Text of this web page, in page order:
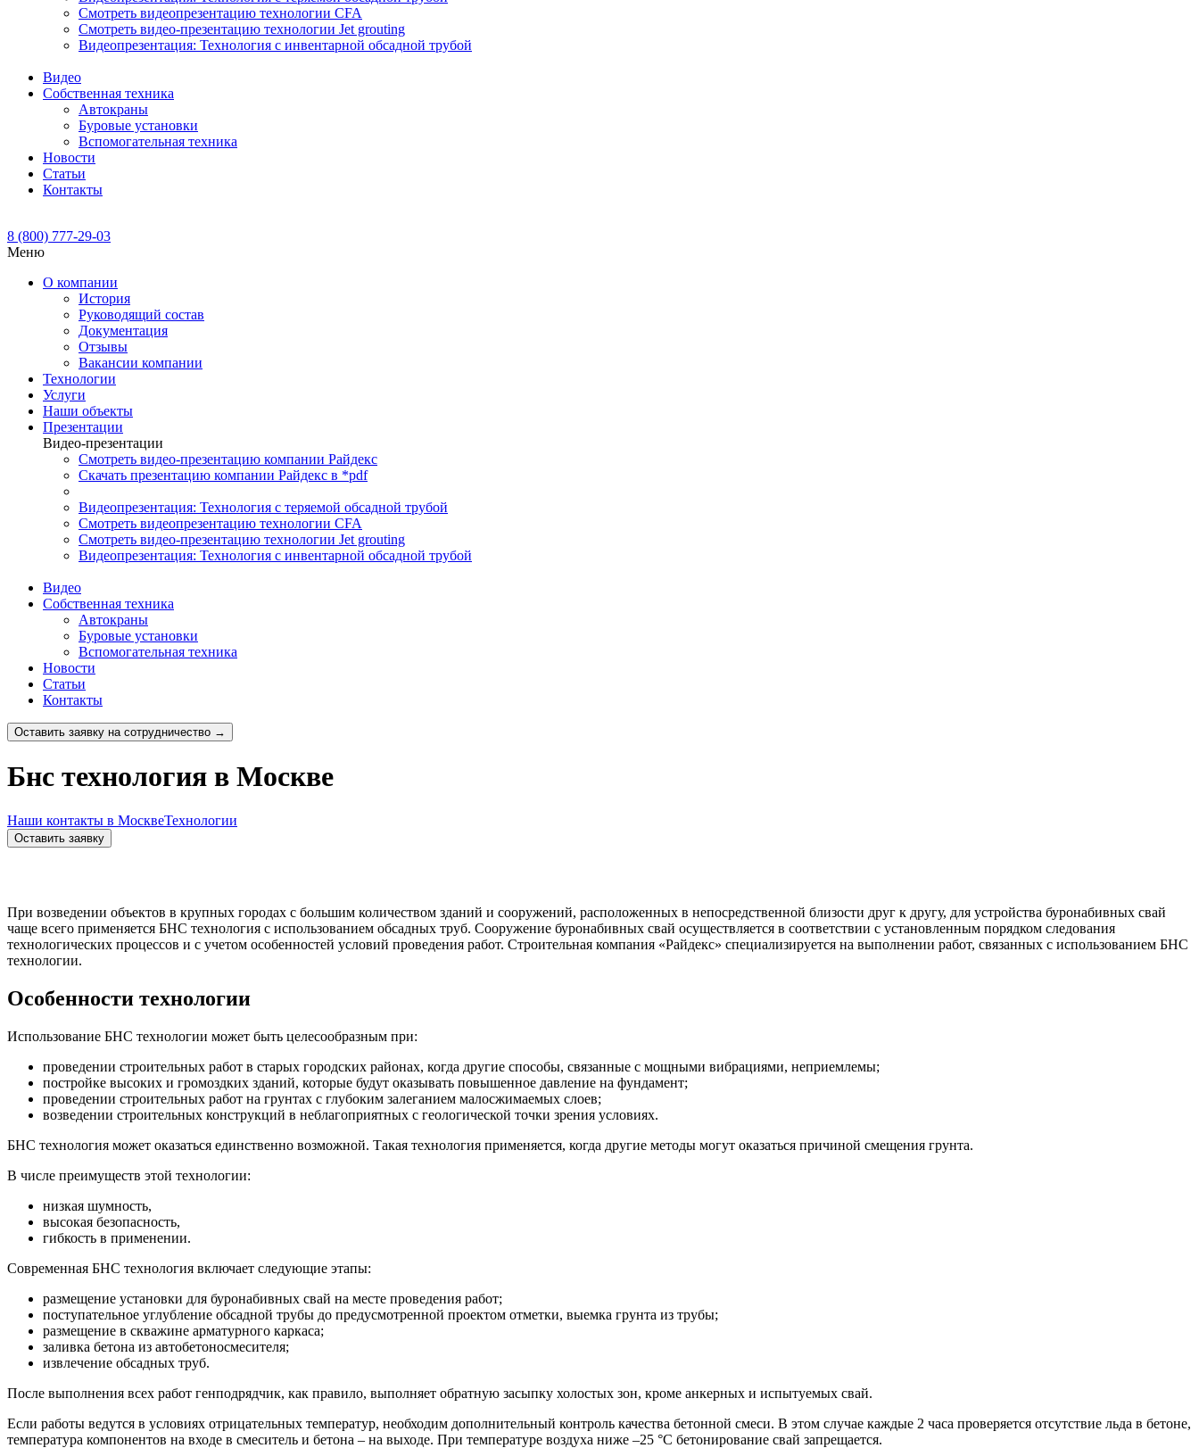
Смотреть видеопрезентацию технологии CFA
Смотреть видео-презентацию технологии Jet grouting
Видеопрезентация: Технология с инвентарной обсадной трубой
Видео
Собственная техника
Автокраны
Буровые установки
Вспомогательная техника
Новости
Статьи
Контакты
8 (800) 777-29-03
Меню
О компании
История
Руководящий состав
Документация
Отзывы
Вакансии компании
Технологии
Услуги
Наши объекты
Презентации
Видео-презентации
Смотреть видео-презентацию компании Райдекс
Скачать презентацию компании Райдекс в *pdf
Видеопрезентация: Технология с теряемой обсадной трубой
Смотреть видеопрезентацию технологии CFA
Смотреть видео-презентацию технологии Jet grouting
Видеопрезентация: Технология с инвентарной обсадной трубой
Видео
Собственная техника
Автокраны
Буровые установки
Вспомогательная техника
Новости
Статьи
Контакты
Оставить заявку на сотрудничество →
Бнс технология в Москве
Наши контакты в МосквеТехнологии
Оставить заявку
При возведении объектов в крупных городах с большим количеством зданий и сооружений, расположенных в непосредственной близости друг к другу, для устройства буронабивных свай
чаще всего применяется БНС технология с использованием обсадных труб. Сооружение буронабивных свай осуществляется в соответствии с установленным порядком следования
технологических процессов и с учетом особенностей условий проведения работ. Строительная компания «Райдекс» специализируется на выполнении работ, связанных с использованием БНС
технологии.
Особенности технологии
Использование БНС технологии может быть целесообразным при:
проведении строительных работ в старых городских районах, когда другие способы, связанные с мощными вибрациями, неприемлемы;
постройке высоких и громоздких зданий, которые будут оказывать повышенное давление на фундамент;
проведении строительных работ на грунтах с глубоким залеганием малосжимаемых слоев;
возведении строительных конструкций в неблагоприятных с геологической точки зрения условиях.
БНС технология может оказаться единственно возможной. Такая технология применяется, когда другие методы могут оказаться причиной смещения грунта.
В числе преимуществ этой технологии:
низкая шумность,
высокая безопасность,
гибкость в применении.
Современная БНС технология включает следующие этапы:
размещение установки для буронабивных свай на месте проведения работ;
поступательное углубление обсадной трубы до предусмотренной проектом отметки, выемка грунта из трубы;
размещение в скважине арматурного каркаса;
заливка бетона из автобетоносмесителя;
извлечение обсадных труб.
После выполнения всех работ генподрядчик, как правило, выполняет обратную засыпку холостых зон, кроме анкерных и испытуемых свай.
Если работы ведутся в условиях отрицательных температур, необходим дополнительный контроль качества бетонной смеси. В этом случае каждые 2 часа проверяется отсутствие льда в бетоне,
температура компонентов на входе в смеситель и бетона – на выходе. При температуре воздуха ниже –25 °С бетонирование свай запрещается.